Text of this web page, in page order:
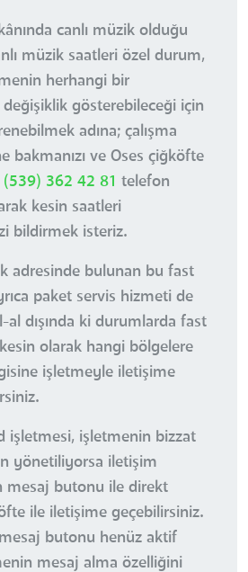
canlı müzik olduğu
müzik saatleri özel durum,
herhangi bir
gösterebileceği için
adına; çalışma
bakmanızı ve Oses çiğköfte
(539) 362 42 81 telefon
kesin saatleri
bildirmek isteriz.
adresinde bulunan bu fast
paket servis hizmeti de
al dışında ki durumlarda fast
olarak hangi bölgelere
işletmeyle iletişime
işletmesi, işletmenin bizzat
yönetiliyorsa iletişim
mesaj butonu ile direkt
ile iletişime geçebilirsiniz.
butonu henüz aktif
mesaj alma özelliğini